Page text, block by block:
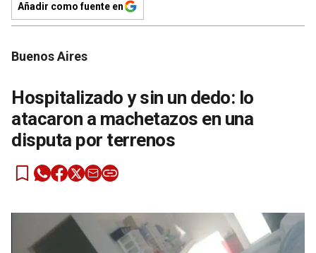
Añadir como fuente en
Buenos Aires
Hospitalizado y sin un dedo: lo
atacaron a machetazos en una
disputa por terrenos